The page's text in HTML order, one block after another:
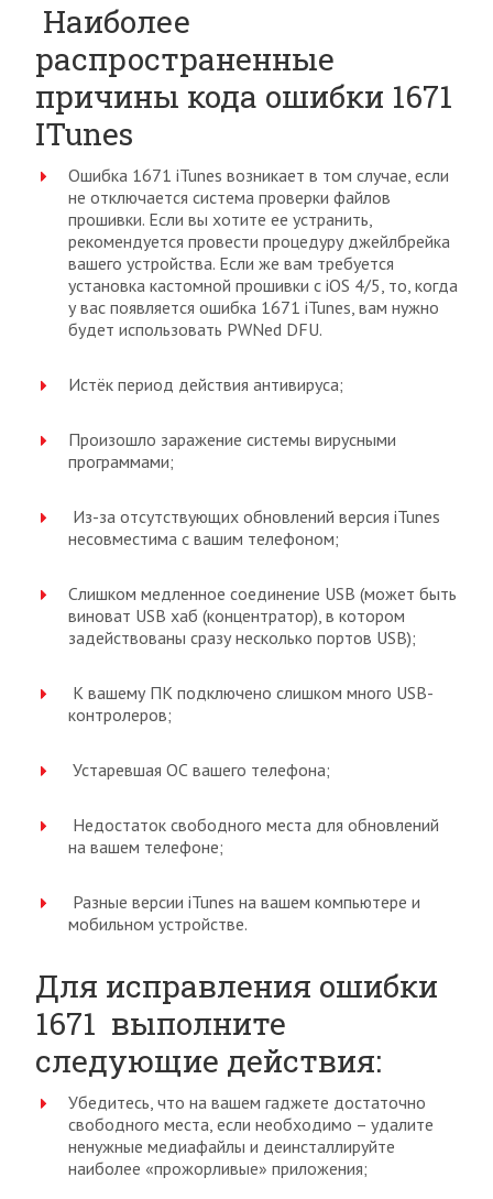
Наиболее
распространенные
причины кода ошибки 1671
ITunes
Ошибка 1671 iTunes возникает в том случае, если
не отключается система проверки файлов
прошивки. Если вы хотите ее устранить,
рекомендуется провести процедуру джейлбрейка
вашего устройства. Если же вам требуется
установка кастомной прошивки с iOS 4/5, то, когда
у вас появляется ошибка 1671 iTunes, вам нужно
будет использовать PWNed DFU.
Истёк период действия антивируса;
Произошло заражение системы вирусными
программами;
Из-за отсутствующих обновлений версия iTunes
несовместима с вашим телефоном;
Слишком медленное соединение USB (может быть
виноват USB хаб (концентратор), в котором
задействованы сразу несколько портов USB);
К вашему ПК подключено слишком много USB-
контролеров;
Устаревшая ОС вашего телефона;
Недостаток свободного места для обновлений
на вашем телефоне;
Разные версии iTunes на вашем компьютере и
мобильном устройстве.
Для исправления ошибки
1671 выполните
следующие действия:
Убедитесь, что на вашем гаджете достаточно
свободного места, если необходимо – удалите
ненужные медиафайлы и деинсталлируйте
наиболее «прожорливые» приложения;